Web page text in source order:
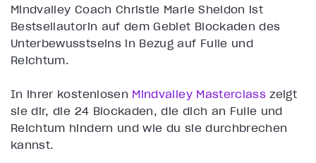
Mindvalley Coach Christie Marie Sheldon ist
Bestsellautorin auf dem Gebiet Blockaden des
Unterbewusstseins in Bezug auf Fülle und
Reichtum.
In ihrer kostenlosen Mindvalley Masterclasszeigt
sie dir, die 24 Blockaden, die dich an Fülle und
Reichtum hindern und wie du sie durchbrechen
kannst.